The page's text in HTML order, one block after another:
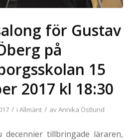
för Gustav
på
15
2017 kl 18:30
/ iAllmänt / avAnnika Östlund
decennier tillbringade läraren,